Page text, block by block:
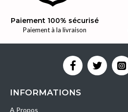
Paiement 100% sécurisé
Paiement à la livraison
INFORMATIONS
A Propos